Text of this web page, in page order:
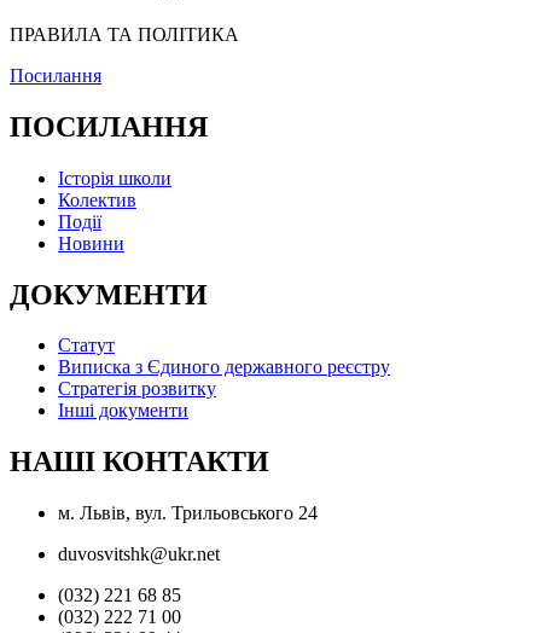
ПРАВИЛА ТА ПОЛІТИКА
Посилання
ПОСИЛАННЯ
Історія школи
Колектив
Події
Новини
ДОКУМЕНТИ
Статут
Виписка з Єдиного державного реєстру
Стратегія розвитку
Інші документи
НАШІ КОНТАКТИ
м. Львів, вул. Трильовського 24
duvosvitshk@ukr.net
(032) 221 68 85
(032) 222 71 00